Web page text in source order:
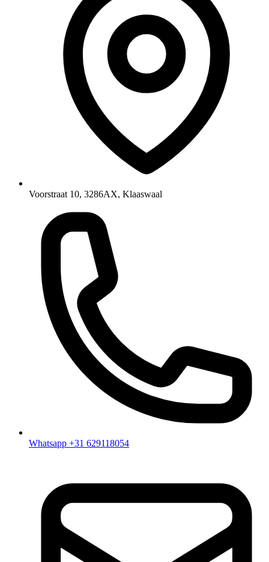
Voorstraat 10, 3286AX, Klaaswaal
Whatsapp +31 629118054